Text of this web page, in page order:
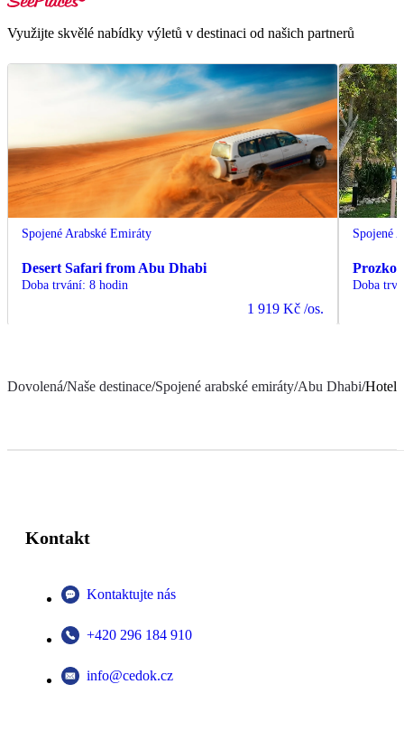
Využijte skvělé nabídky výletů v destinaci od našich partnerů
Spojené Arabské Emiráty
Desert Safari from Abu Dhabi
Doba trvání: 8 hodin
1 919 Kč /os.
Spojené
Doba
Dovolená/Naše destinace/Spojené arabské emiráty/Abu Dhabi/Hotel
Kontakt
Kontaktujte nás
+420 296 184 910
info@cedok.cz